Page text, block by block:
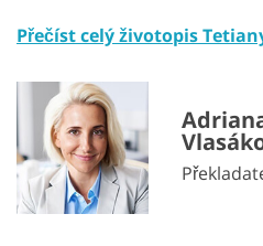
Přečíst celý životopis